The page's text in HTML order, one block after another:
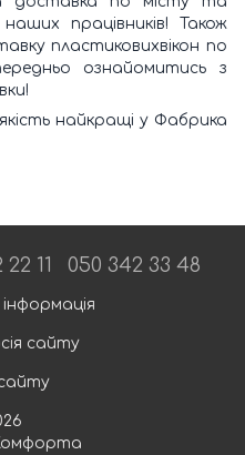
працівників! Також
пластиковихвікон по
ознайомитись з
найкращі у Фабрика
11 050 342 33 48
сайту